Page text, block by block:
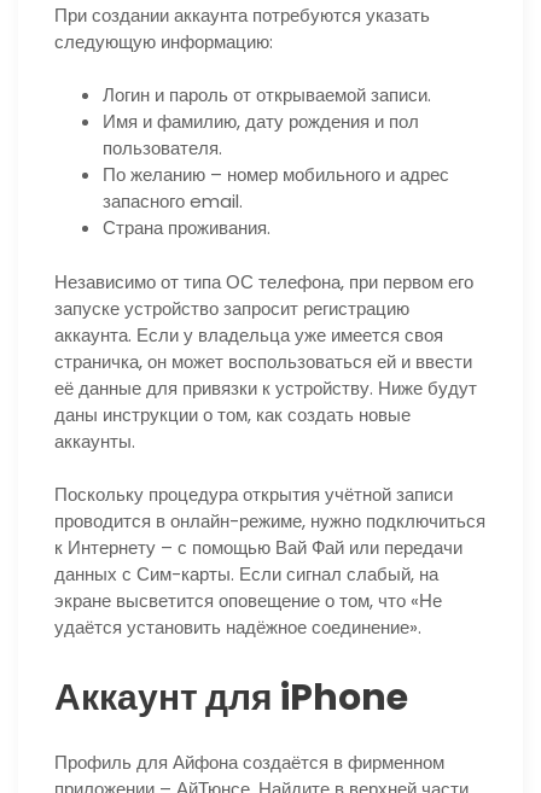
При создании аккаунта потребуются указать
следующую информацию:
Логин и пароль от открываемой записи.
Имя и фамилию, дату рождения и пол
пользователя.
По желанию – номер мобильного и адрес
запасного email.
Страна проживания.
Независимо от типа ОС телефона, при первом его
запуске устройство запросит регистрацию
аккаунта. Если у владельца уже имеется своя
страничка, он может воспользоваться ей и ввести
её данные для привязки к устройству. Ниже будут
даны инструкции о том, как создать новые
аккаунты.
Поскольку процедура открытия учётной записи
проводится в онлайн-режиме, нужно подключиться
к Интернету – с помощью Вай Фай или передачи
данных с Сим-карты. Если сигнал слабый, на
экране высветится оповещение о том, что «Не
удаётся установить надёжное соединение».
Аккаунт для iPhone
Профиль для Айфона создаётся в фирменном